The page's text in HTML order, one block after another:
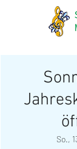
So.,